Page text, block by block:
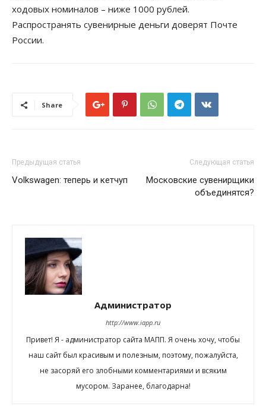
ходовых номиналов – ниже 1000 рублей.
Распространять сувенирные деньги доверят Почте
России.
Share
Предыдущая статья
Volkswagen: теперь и кетчуп
Следующая статья
Московские сувенирщики
объединятся?
Администратор
http://www.iapp.ru
Привет! Я - администратор сайта МАПП. Я очень хочу, чтобы
наш сайт был красивым и полезным, поэтому, пожалуйста,
не засоряй его злобными комментариями и всяким
мусором. Заранее, благодарна!